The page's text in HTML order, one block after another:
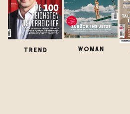
TREND WOMAN